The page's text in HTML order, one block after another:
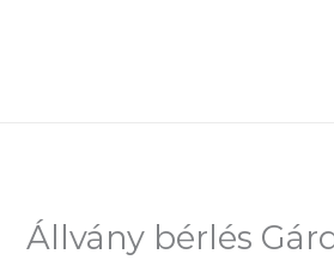
Állvány bérlés